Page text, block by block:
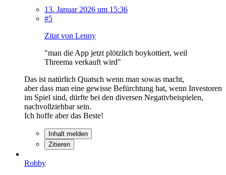
13. Januar 2026 um 15:36
#5
Zitat von Lenny
"man die App jetzt plötzlich boykottiert, weil
Threema verkauft wird"
Das ist natürlich Quatsch wenn man sowas macht,
aber dass man eine gewisse Befürchtung hat, wenn Investoren
im Spiel sind, dürfte bei den diversen Negativbeispielen,
nachvollziehbar sein.
Ich hoffe aber das Beste!
Inhalt melden
Zitieren
Robby